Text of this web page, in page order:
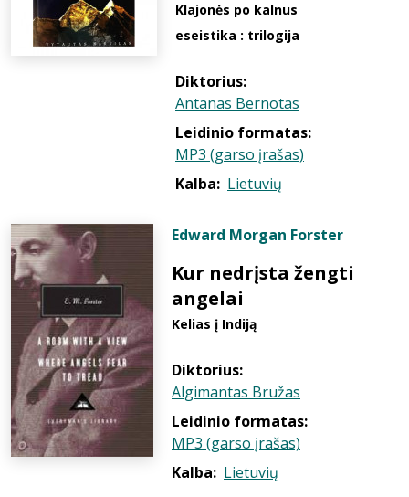
Klajonės po kalnus
eseistika : trilogija
Diktorius:
Antanas Bernotas
Leidinio formatas:
MP3 (garso įrašas)
Kalba: Lietuvių
Edward Morgan Forster
Kur nedrįsta žengti
angelai
Kelias į Indiją
Diktorius:
Algimantas Bružas
Leidinio formatas:
MP3 (garso įrašas)
Kalba: Lietuvių